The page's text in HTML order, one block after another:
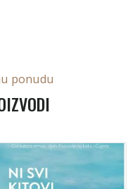
ponudu